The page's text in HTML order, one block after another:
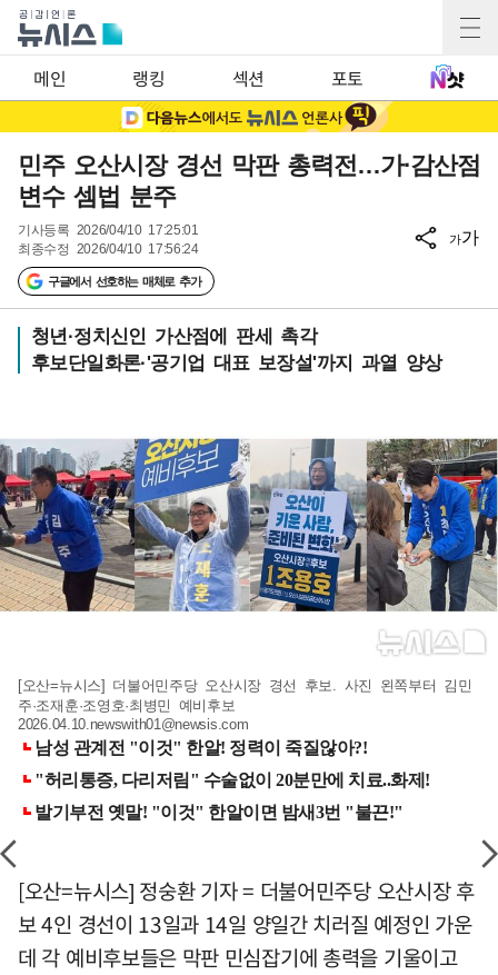
메인 랭킹 섹션 포토
민주 오산시장 경선 막판 총력전…가·감산점
변수 셈법 분주
기사등록 2026/04/10 17:25:01
최종수정 2026/04/10 17:56:24
구글에서 선호하는 매체로 추가
가가
청년·정치신인 가산점에 판세 촉각
후보단일화론·'공기업 대표 보장설'까지 과열 양상
[오산=뉴시스] 더불어민주당 오산시장 경선 후보. 사진 왼쪽부터 김민
주·조재훈·조영호·최병민 예비후보
2026.04.10.newswith01@newsis.com
[오산=뉴시스] 정숭환 기자 = 더불어민주당 오산시장 후
보 4인 경선이 13일과 14일 양일간 치러질 예정인 가운
데 각 예비후보들은 막판 민심잡기에 총력을 기울이고